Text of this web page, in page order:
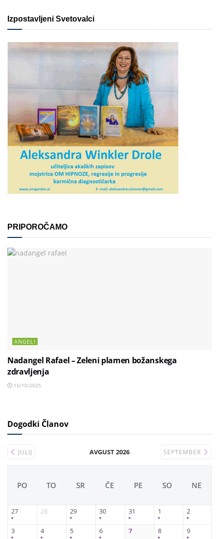
Izpostavljeni Svetovalci
PRIPOROČAMO
ANGELI
Nadangel Rafael – Zeleni plamen božanskega
zdravljenja
15/10/2025
Dogodki Članov
JULIJ AVGUST 2026 SEPTEMBER
PO TO SR ČE PE SO NE
27 28 29 30 31 1 2
3 4 5 6 7 8 9